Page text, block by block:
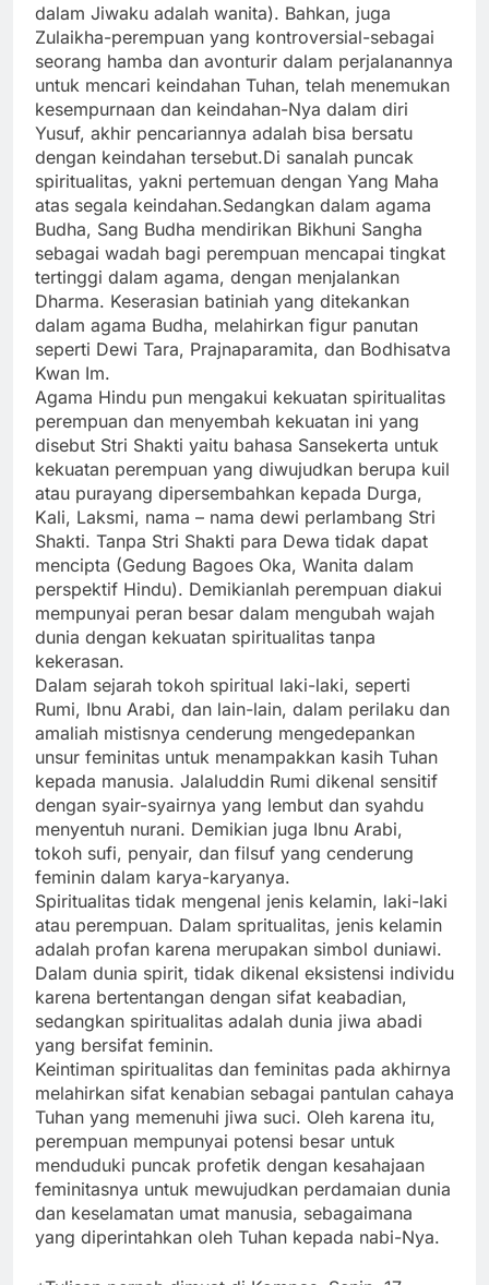
dalam Jiwaku adalah wanita). Bahkan, juga
Zulaikha-perempuan yang kontroversial-sebagai
seorang hamba dan avonturir dalam perjalanannya
untuk mencari keindahan Tuhan, telah menemukan
kesempurnaan dan keindahan-Nya dalam diri
Yusuf, akhir pencariannya adalah bisa bersatu
dengan keindahan tersebut.Di sanalah puncak
spiritualitas, yakni pertemuan dengan Yang Maha
atas segala keindahan.Sedangkan dalam agama
Budha, Sang Budha mendirikan Bikhuni Sangha
sebagai wadah bagi perempuan mencapai tingkat
tertinggi dalam agama, dengan menjalankan
Dharma. Keserasian batiniah yang ditekankan
dalam agama Budha, melahirkan figur panutan
seperti Dewi Tara, Prajnaparamita, dan Bodhisatva
Kwan Im.
Agama Hindu pun mengakui kekuatan spiritualitas
perempuan dan menyembah kekuatan ini yang
disebut Stri Shakti yaitu bahasa Sansekerta untuk
kekuatan perempuan yang diwujudkan berupa kuil
atau purayang dipersembahkan kepada Durga,
Kali, Laksmi, nama – nama dewi perlambang Stri
Shakti. Tanpa Stri Shakti para Dewa tidak dapat
mencipta (Gedung Bagoes Oka, Wanita dalam
perspektif Hindu). Demikianlah perempuan diakui
mempunyai peran besar dalam mengubah wajah
dunia dengan kekuatan spiritualitas tanpa
kekerasan.
Dalam sejarah tokoh spiritual laki-laki, seperti
Rumi, Ibnu Arabi, dan lain-lain, dalam perilaku dan
amaliah mistisnya cenderung mengedepankan
unsur feminitas untuk menampakkan kasih Tuhan
kepada manusia. Jalaluddin Rumi dikenal sensitif
dengan syair-syairnya yang lembut dan syahdu
menyentuh nurani. Demikian juga Ibnu Arabi,
tokoh sufi, penyair, dan filsuf yang cenderung
feminin dalam karya-karyanya.
Spiritualitas tidak mengenal jenis kelamin, laki-laki
atau perempuan. Dalam spritualitas, jenis kelamin
adalah profan karena merupakan simbol duniawi.
Dalam dunia spirit, tidak dikenal eksistensi individu
karena bertentangan dengan sifat keabadian,
sedangkan spiritualitas adalah dunia jiwa abadi
yang bersifat feminin.
Keintiman spiritualitas dan feminitas pada akhirnya
melahirkan sifat kenabian sebagai pantulan cahaya
Tuhan yang memenuhi jiwa suci. Oleh karena itu,
perempuan mempunyai potensi besar untuk
menduduki puncak profetik dengan kesahajaan
feminitasnya untuk mewujudkan perdamaian dunia
dan keselamatan umat manusia, sebagaimana
yang diperintahkan oleh Tuhan kepada nabi-Nya.